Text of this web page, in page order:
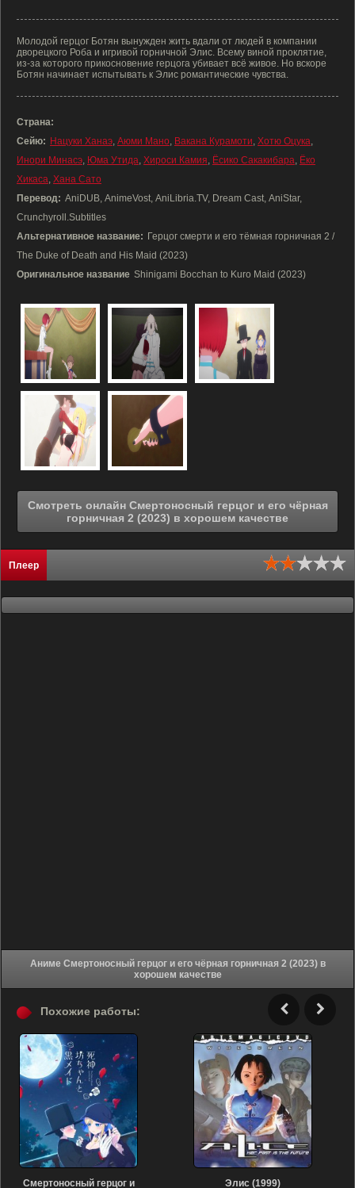
Молодой герцог Ботян вынужден жить вдали от людей в компании
дворецкого Роба и игривой горничной Элис. Всему виной проклятие,
из-за которого прикосновение герцога убивает всё живое. Но вскоре
Ботян начинает испытывать к Элис романтические чувства.
Страна:
Сейю: Нацуки Ханаэ, Аюми Мано, Вакана Курамоти, Хотю Оцука,
Инори Минасэ, Юма Утида, Хироси Камия, Ёсико Сакакибара, Ёко
Хикаса, Хана Сато
Перевод: AniDUB, AnimeVost, AniLibria.TV, Dream Cast, AniStar,
Crunchyroll.Subtitles
Альтернативное название: Герцог смерти и его тёмная горничная 2 /
The Duke of Death and His Maid (2023)
Оригинальное название Shinigami Bocchan to Kuro Maid (2023)
Смотреть онлайн Смертоносный герцог и его чёрная
горничная 2 (2023) в хорошем качестве
Плеер
Аниме Смертоносный герцог и его чёрная горничная 2 (2023) в
хорошем качестве
Похожие работы:
Смертоносный герцог и
Элис (1999)